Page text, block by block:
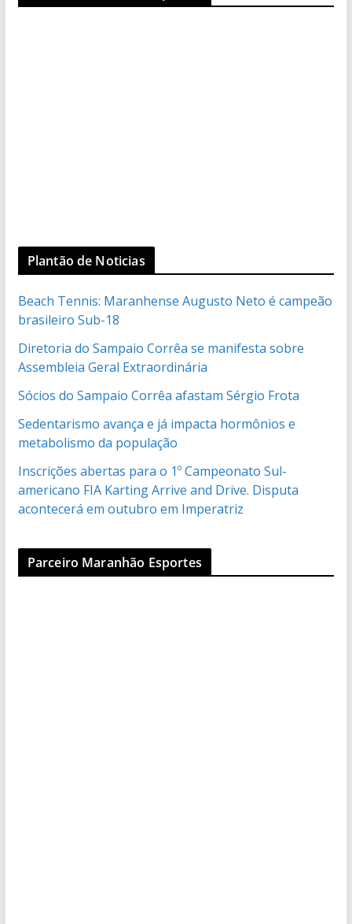
Plantão de Noticias
Beach Tennis: Maranhense Augusto Neto é campeão
brasileiro Sub-18
Diretoria do Sampaio Corrêa se manifesta sobre
Assembleia Geral Extraordinária
Sócios do Sampaio Corrêa afastam Sérgio Frota
Sedentarismo avança e já impacta hormônios e
metabolismo da população
Inscrições abertas para o 1º Campeonato Sul-
americano FIA Karting Arrive and Drive. Disputa
acontecerá em outubro em Imperatriz
Parceiro Maranhão Esportes